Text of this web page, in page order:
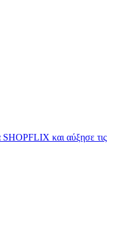
και αύξησε τις